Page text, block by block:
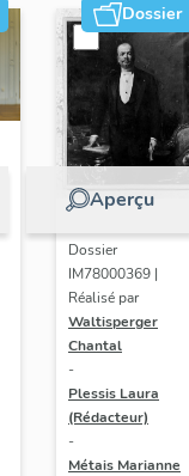
Dossier
Aperçu
Dossier
IM78000369 |
Réalisé par
Waltisperger
Chantal
-
Plessis Laura
(Rédacteur)
-
Métais Marianne